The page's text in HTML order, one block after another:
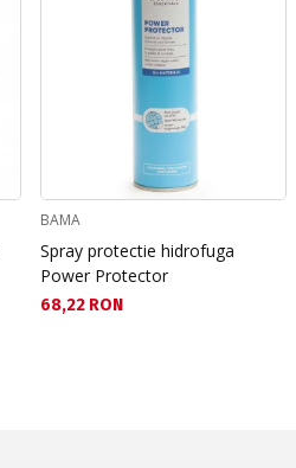
BAMA
Spray protectie hidrofuga
Power Protector
Текуща цена:
68,22 RON